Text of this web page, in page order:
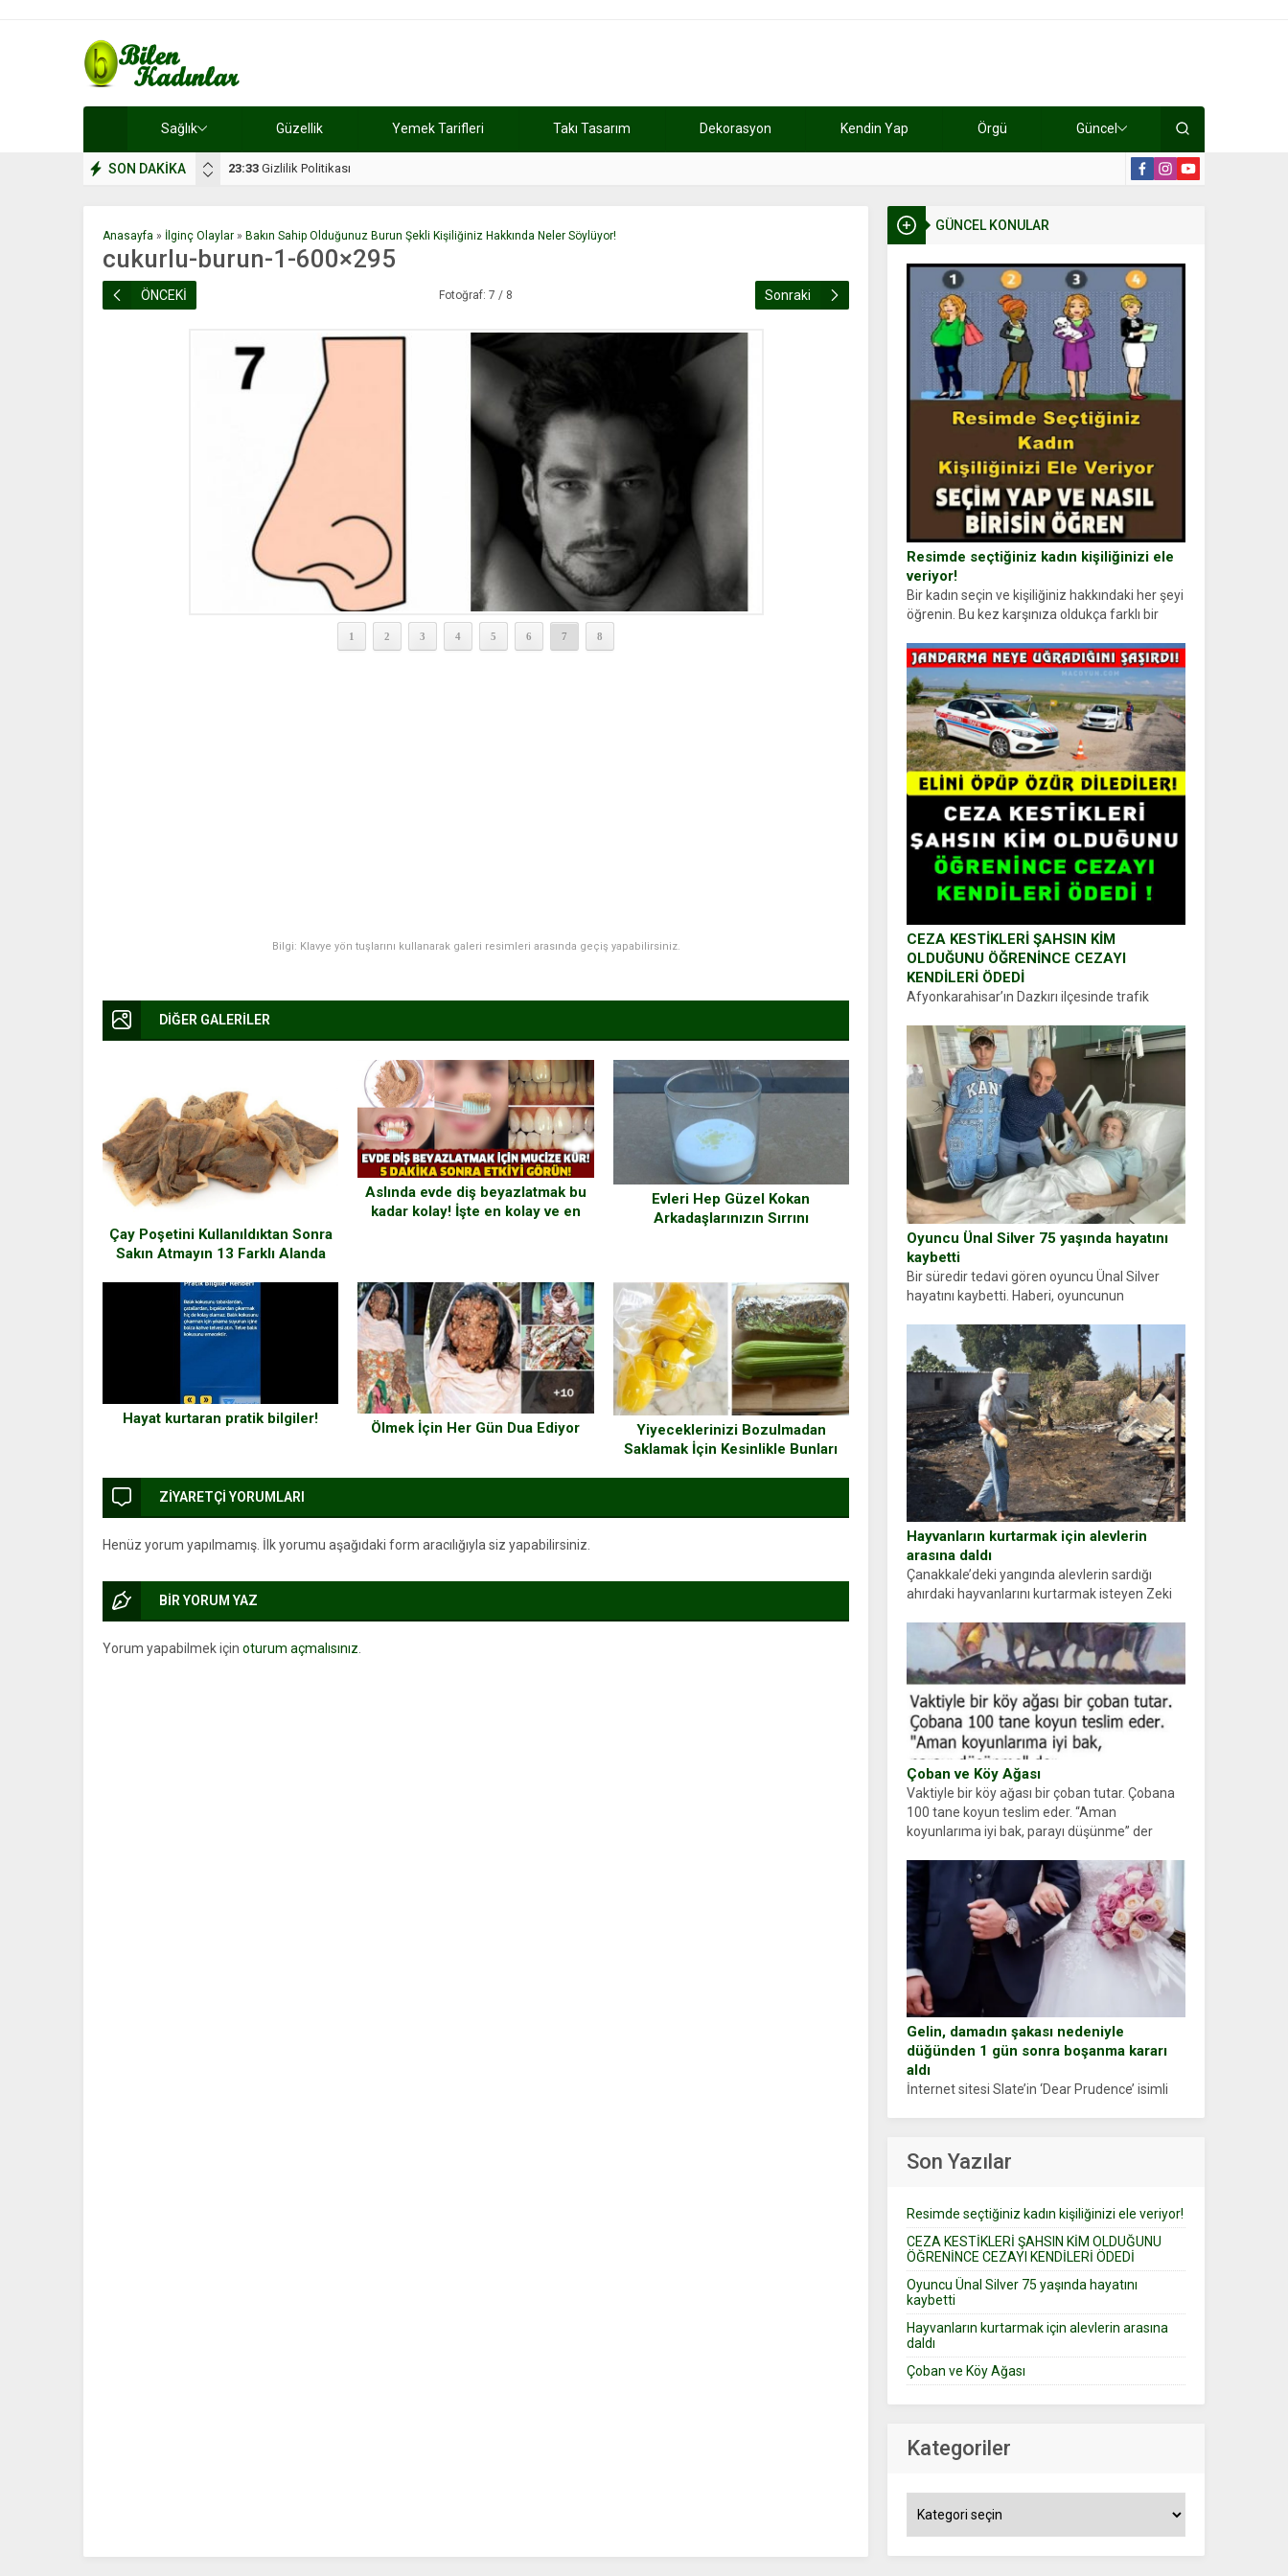
Sağlık Güzellik Yemek Tarifleri Takı Tasarım Dekorasyon Kendin Yap Örgü Güncel
SON DAKİKA 17:08 Dilan, düğününe 5 gün kala hayatını kaybetti
GÜNCEL KONULAR
Resimde seçtiğiniz kadın kişiliğinizi ele
veriyor!
Bir kadın seçin ve kişiliğiniz hakkındaki her şeyi
öğrenin. Bu kez karşınıza oldukça farklı bir
kadın figürlerinden dikkatinizi en...
CEZA KESTİKLERİ ŞAHSIN KİM
OLDUĞUNU ÖĞRENİNCE CEZAYI
KENDİLERİ ÖDEDİ
Afyonkarahisar’ın Dazkırı ilçesinde trafik
durdurdukları bir otomobilin sürücüsünden
ehliyet ve ruhsat sorup belgelerini istedi.
Sürücü Abdurrahman Ö.nün verdiği evraklarda
eksik olduğunu...
Oyuncu Ünal Silver 75 yaşında hayatını
kaybetti
Bir süredir tedavi gören oyuncu Ünal Silver
hayatını kaybetti. Haberi, oyuncunun
sosyal medya hesabında “Usta Oyuncumuz ve
çok değerli dostumuz...
Hayvanların kurtarmak için alevlerin
arasına daldı
Çanakkale’deki yangında alevlerin sardığı
ahırdaki hayvanlarını kurtarmak isteyen Zeki
ellerinde yanıklar oluşan Demir, kâbus dolu
anları anlattı… Merkeze bağlı...
Çoban ve Köy Ağası
Vaktiyle bir köy ağası bir çoban tutar. Çobana
100 tane koyun teslim eder. “Aman
koyunlarıma iyi bak, parayı düşünme” der
Gelin, damadın şakası nedeniyle
düğünden 1 gün sonra boşanma kararı
aldı
İnternet sitesi Slate’in ‘Dear Prudence’ isimli
Son Yazılar
Resimde seçtiğiniz kadın kişiliğinizi ele veriyor!
CEZA KESTİKLERİ ŞAHSIN KİM OLDUĞUNU
ÖĞRENİNCE CEZAYI KENDİLERİ ÖDEDİ
Oyuncu Ünal Silver 75 yaşında hayatını
kaybetti
Hayvanların kurtarmak için alevlerin arasına
daldı
Çoban ve Köy Ağası
Kategoriler
Anasayfa » İlginç Olaylar » Bakın Sahip Olduğunuz Burun Şekli Kişiliğiniz Hakkında Neler Söylüyor!
cukurlu-burun-1-600×295
ÖNCEKİ Fotoğraf: 7 / 8 Sonraki
1 2 3 4 5 6 7 8
Bilgi: Klavye yön tuşlarını kullanarak galeri resimleri arasında geçiş yapabilirsiniz.
DİĞER GALERİLER
Çay Poşetini Kullanıldıktan Sonra
Sakın Atmayın 13 Farklı Alanda
Kullanabilirsiniz
Aslında evde diş beyazlatmak bu
kadar kolay! İşte en kolay ve en
Evleri Hep Güzel Kokan
Arkadaşlarınızın Sırrını
Hayat kurtaran pratik bilgiler!
Ölmek İçin Her Gün Dua Ediyor
Yiyeceklerinizi Bozulmadan
Saklamak İçin Kesinlikle Bunları
ZİYARETÇİ YORUMLARI
Henüz yorum yapılmamış. İlk yorumu aşağıdaki form aracılığıyla siz yapabilirsiniz.
BİR YORUM YAZ
Yorum yapabilmek için oturum açmalısınız